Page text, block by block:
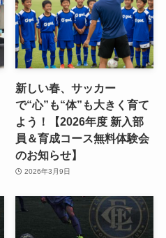
新しい春、サッカー
で“心”も“体”も大きく育て
よう！【2026年度 新入部
員＆育成コース無料体験会
のお知らせ】
2026年3月9日